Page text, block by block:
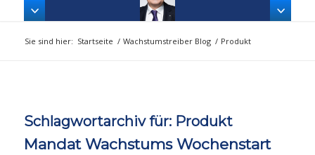
Sie sind hier: Startseite / Wachstumstreiber Blog / Produkt
Schlagwortarchiv für: Produkt
Mandat Wachstums Wochenstart